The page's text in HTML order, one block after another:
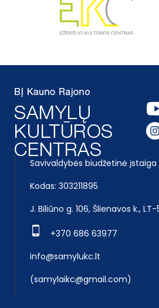
Savivaldybės biudžetinė įstaiga
Kodas: 303211895
J. Biliūno g. 106, Šlienavos k.,
+370 686 63977
info@samylukc.lt
(samylaikc@gmail.com)